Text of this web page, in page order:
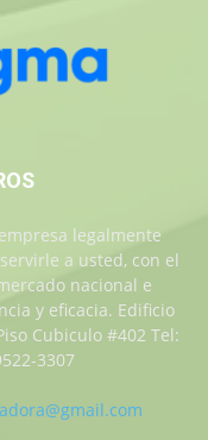
legalmente
a usted, con el
nacional e
y eficacia. Edificio
Cubiculo #402 Tel:
3307